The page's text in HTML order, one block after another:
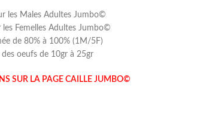
les Males Adultes Jumbo©
Femelles Adultes Jumbo©
de 80% à 100% (1M/5F)
des oeufs de 10gr à 25gr
SUR LA PAGE CAILLE JUMBO©